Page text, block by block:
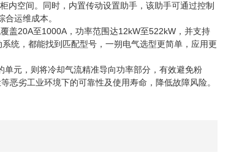
内空间。同时，内置传动设置助手，该助手可通过控制
运维成本。
盖20A至1000A，功率范围达12kW至522kW，并支持
统，都能找到匹配型号，一朔电气选型更简单，应用更
元，则将冷却气流精准导向功率部分，有效避免粉
劣工业环境下的可靠性及使用寿命，降低故障风险。